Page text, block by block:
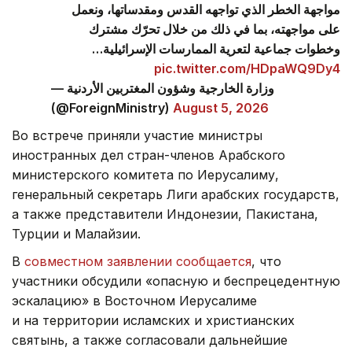
مواجهة الخطر الذي تواجهه القدس ومقدساتها، ونعمل
على مواجهته، بما في ذلك من خلال تحرّك مشترك
وخطوات جماعية لتعرية الممارسات الإسرائيلية…
pic.twitter.com/HDpaWQ9Dy4
— وزارة الخارجية وشؤون المغتربين الأردنية
(@ForeignMinistry) August 5, 2026
Во встрече приняли участие министры
иностранных дел стран-членов Арабского
министерского комитета по Иерусалиму,
генеральный секретарь Лиги арабских государств,
а также представители Индонезии, Пакистана,
Турции и Малайзии.
В совместном заявлении сообщается, что
участники обсудили «опасную и беспрецедентную
эскалацию» в Восточном Иерусалиме
и на территории исламских и христианских
святынь, а также согласовали дальнейшие